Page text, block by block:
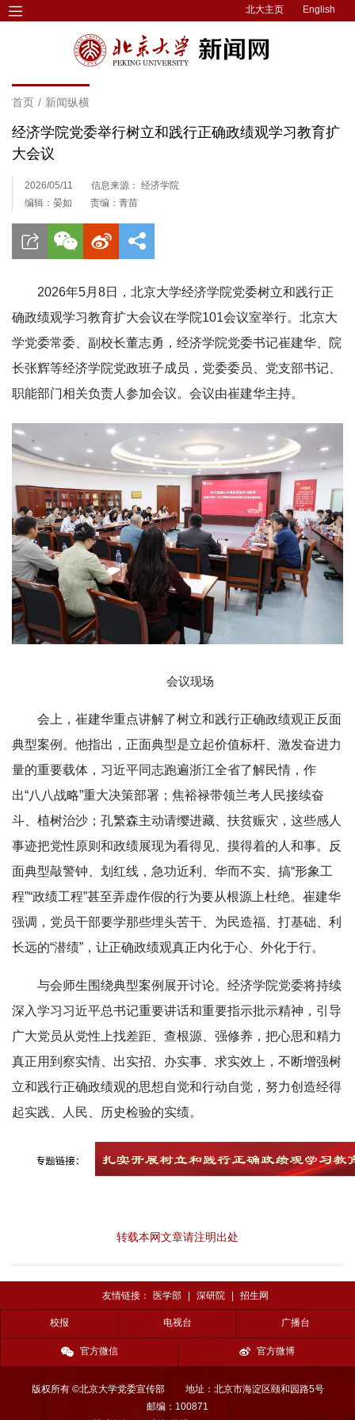
北大主页 English
首页 / 新闻纵横
经济学院党委举行树立和践行正确政绩观学习教育扩
大会议
2026/05/11
信息来源： 经济学院
编辑：晏如
责编：青苗
2026年5月8日，北京大学经济学院党委树立和践行正
确政绩观学习教育扩大会议在学院101会议室举行。北京大
学党委常委、副校长董志勇，经济学院党委书记崔建华、院
长张辉等经济学院党政班子成员，党委委员、党支部书记、
职能部门相关负责人参加会议。会议由崔建华主持。
会议现场
会上，崔建华重点讲解了树立和践行正确政绩观正反面
典型案例。他指出，正面典型是立起价值标杆、激发奋进力
量的重要载体，习近平同志跑遍浙江全省了解民情，作
出“八八战略”重大决策部署；焦裕禄带领兰考人民接续奋
斗、植树治沙；孔繁森主动请缨进藏、扶贫赈灾，这些感人
事迹把党性原则和政绩展现为看得见、摸得着的人和事。反
面典型敲警钟、划红线，急功近利、华而不实、搞“形象工
程”“政绩工程”甚至弄虚作假的行为要从根源上杜绝。崔建华
强调，党员干部要学那些埋头苦干、为民造福、打基础、利
长远的“潜绩”，让正确政绩观真正内化于心、外化于行。
与会师生围绕典型案例展开讨论。经济学院党委将持续
深入学习习近平总书记重要讲话和重要指示批示精神，引导
广大党员从党性上找差距、查根源、强修养，把心思和精力
真正用到察实情、出实招、办实事、求实效上，不断增强树
立和践行正确政绩观的思想自觉和行动自觉，努力创造经得
起实践、人民、历史检验的实绩。
转载本网文章请注明出处
友情链接： 医学部 深研院 招生网
校报 电视台 广播台
官方微信 官方微博
版权所有 ©北京大学党委宣传部
地址：北京市海淀区颐和园路5号
邮编：100871